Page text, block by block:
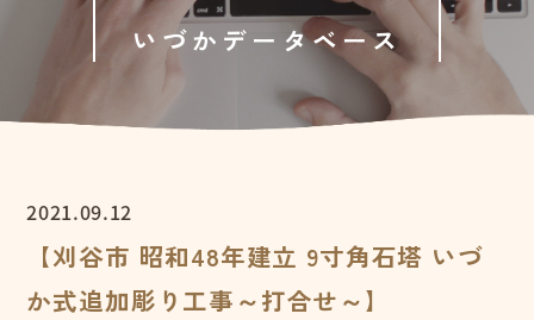
いづかデータベース
2021.09.12
【刈谷市 昭和48年建立 9寸角石塔 いづ
か式追加彫り工事～打合せ～】